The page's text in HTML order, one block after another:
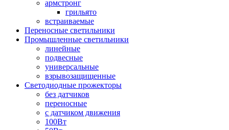
армстронг
грильято
встраиваемые
Переносные светильники
Промышленные светильники
линейные
подвесные
универсальные
взрывозащищенные
Светодиодные прожекторы
без датчиков
переносные
с датчиком движения
100Вт